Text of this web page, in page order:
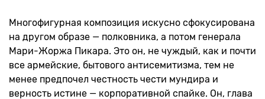
Многофигурная композиция искусно сфокусирована
на другом образе — полковника, а потом генерала
Мари-Жоржа Пикара. Это он, не чуждый, как и почти
все армейские, бытового антисемитизма, тем не
менее предпочел честность чести мундира и
верность истине — корпоративной спайке. Он, глава